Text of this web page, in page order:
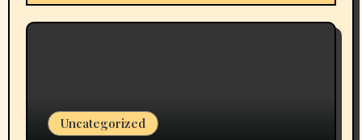
Uncategorized